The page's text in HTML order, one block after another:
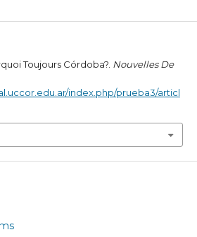
Toujours Córdoba?. Nouvelles De
index.php/prueba3/articl